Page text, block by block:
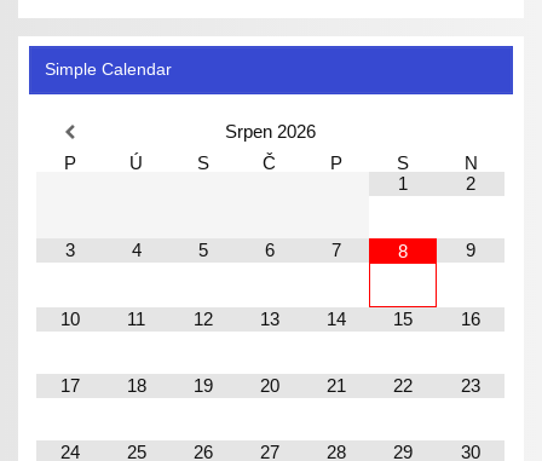
Simple Calendar
Srpen 2026
P
Ú S Č P S
N
1
2
3 4 5 6 7 8 9
10 11 12 13 14 15 16
17 18 19 20 21 22 23
24 25 26 27 28 29 30